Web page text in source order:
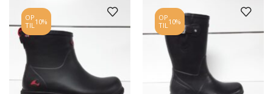
OP
TIL10%
OP
TIL10%